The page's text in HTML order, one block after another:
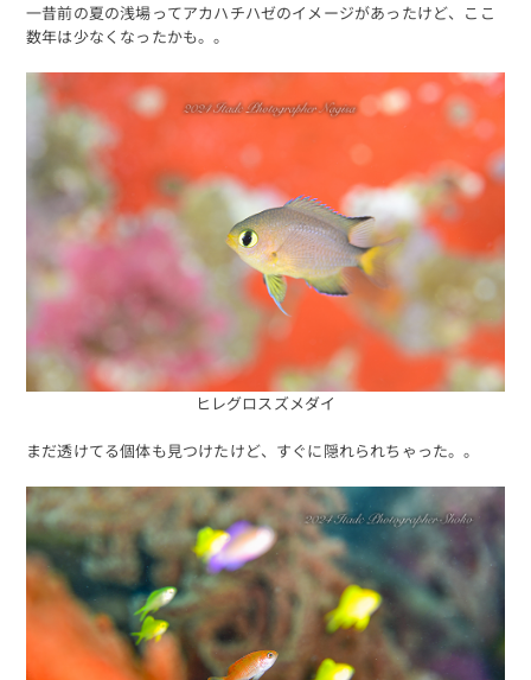
一昔前の夏の浅場ってアカハチハゼのイメージがあったけど、ここ
数年は少なくなったかも。。
ヒレグロスズメダイ
まだ透けてる個体も見つけたけど、すぐに隠れられちゃった。。